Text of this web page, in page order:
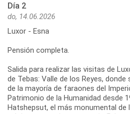
Día 2
do, 14.06.2026
Luxor - Esna
Pensión completa.
Salida para realizar las visitas de
de Tebas: Valle de los Reyes,
de la mayoría de faraones del
Patrimonio de la Humanidad desde
Hatshepsut, el más monumental de